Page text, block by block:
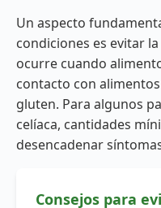
Un aspecto
condiciones es evitar
ocurre cuando
contacto con
gluten. Para algunos
celíaca, cantidades
desencadenar
Consejos para